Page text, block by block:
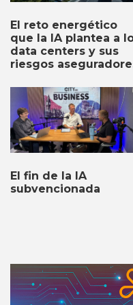
El reto energético
que la IA plantea a
data centers y sus
riesgos
El fin de la IA
subvencionada